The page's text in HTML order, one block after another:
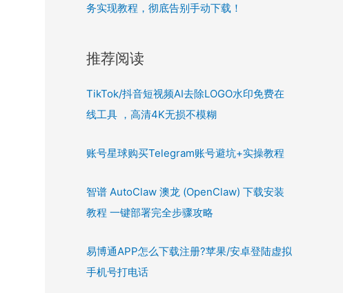
务实现教程，彻底告别手动下载！
推荐阅读
TikTok/抖音短视频AI去除LOGO水印免费在
线工具 ，高清4K无损不模糊
账号星球购买Telegram账号避坑+实操教程
智谱 AutoClaw 澳龙 (OpenClaw) 下载安装
教程 一键部署完全步骤攻略
易博通APP怎么下载注册?苹果/安卓登陆虚拟
手机号打电话